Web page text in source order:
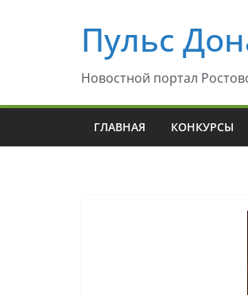
содержимомуПульс
Новостной портал
ГЛАВНАЯ КОНКУРСЫ